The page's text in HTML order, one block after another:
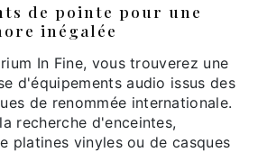
de pointe pour une
inégalée
In Fine, vous trouverez une
d'équipements audio issus des
de renommée internationale.
recherche d'enceintes,
platines vinyles ou de casques